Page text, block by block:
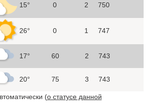
15° 0 2 750
26° 0 1 747
17° 60 2 743
20° 75 3 743
(о статусе данной